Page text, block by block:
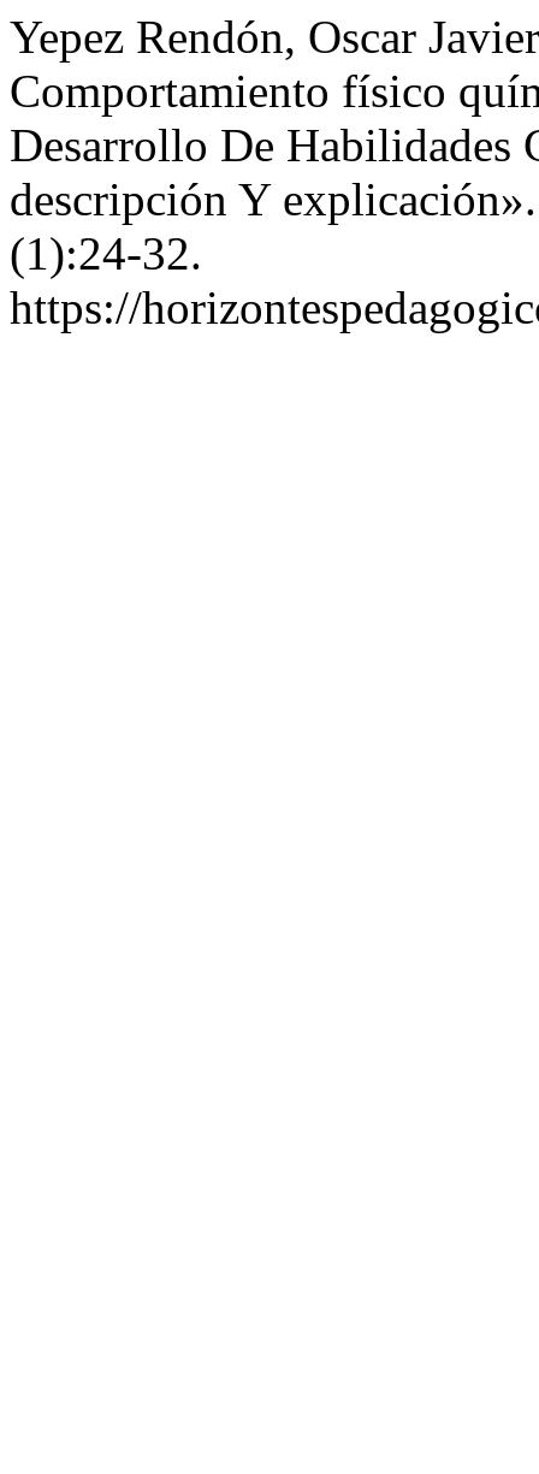
Yepez Rendón, Oscar
Comportamiento físico
Desarrollo De
descripción Y
(1):24-32.
https://